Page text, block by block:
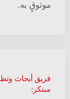
موثوقٍ به.
فريق أبحاث
مبتكر: